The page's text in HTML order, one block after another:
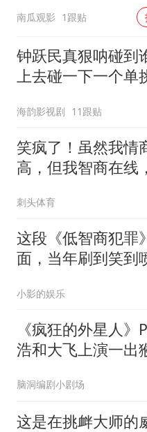
南瓜观影 1跟贴
钟跃民真狠呐碰到
上去碰一下一个单
海韵影视剧 11跟贴
笑疯了！虽然我情
高，但我智商在线
刺头体育
这段《低智商犯罪
面，当年刷到笑到
小影的娱乐
《疯狂的外星人》
浩和大飞上演一出
脑洞编剧小剧场
这是在挑衅大师的